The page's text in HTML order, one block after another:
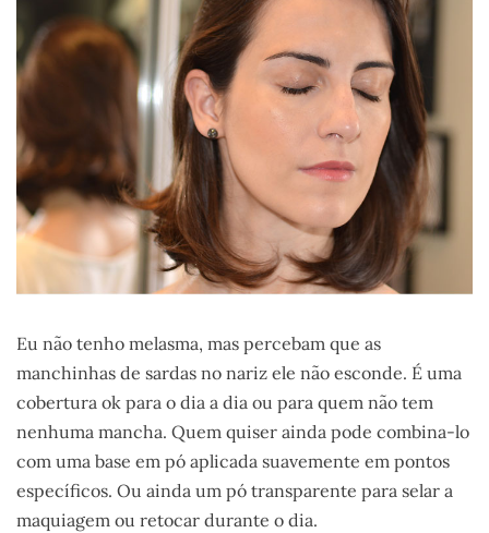
Eu não tenho melasma, mas percebam que as
manchinhas de sardas no nariz ele não esconde. É uma
cobertura ok para o dia a dia ou para quem não tem
nenhuma mancha. Quem quiser ainda pode combina-lo
com uma base em pó aplicada suavemente em pontos
específicos. Ou ainda um pó transparente para selar a
maquiagem ou retocar durante o dia.